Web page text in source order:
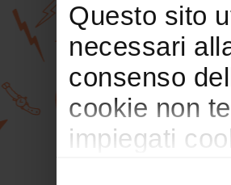
Questo sito
necessari
consenso
cookie non
impiegati